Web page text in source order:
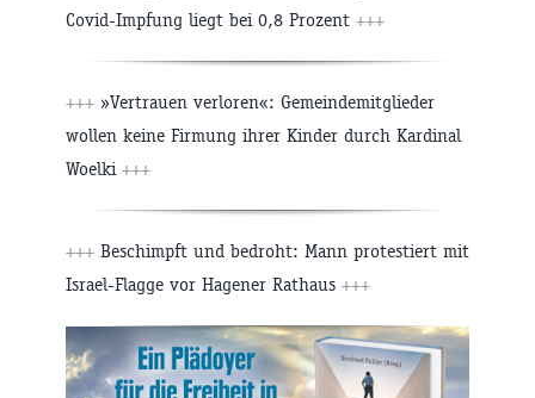
Covid-Impfung liegt bei 0,8 Prozent +++
+++ »Vertrauen verloren«: Gemeindemitglieder
wollen keine Firmung ihrer Kinder durch Kardinal
Woelki +++
+++ Beschimpft und bedroht: Mann protestiert mit
Israel-Flagge vor Hagener Rathaus +++